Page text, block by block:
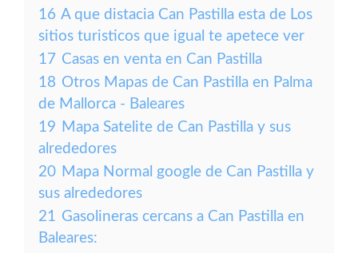
16 A que distacia Can Pastilla esta de Los
sitios turisticos que igual te apetece ver
17 Casas en venta en Can Pastilla
18 Otros Mapas de Can Pastilla en Palma
de Mallorca - Baleares
19 Mapa Satelite de Can Pastilla y sus
alrededores
20 Mapa Normal google de Can Pastilla y
sus alrededores
21 Gasolineras cercans a Can Pastilla en
Baleares: